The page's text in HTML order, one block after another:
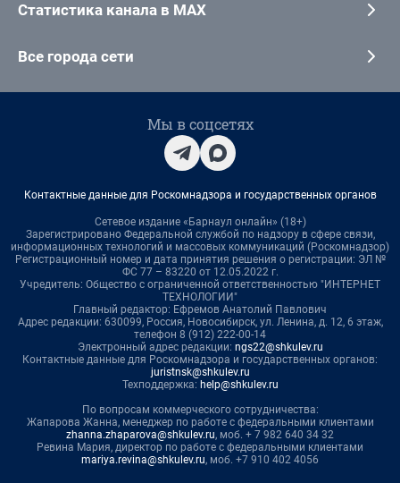
Статистика канала в MAX
Все города сети
Мы в соцсетях
Контактные данные для Роскомнадзора и государственных органов
Сетевое издание «Барнаул онлайн» (18+)
Зарегистрировано Федеральной службой по надзору в сфере связи,
информационных технологий и массовых коммуникаций (Роскомнадзор)
Регистрационный номер и дата принятия решения о регистрации: ЭЛ №
ФС 77 – 83220 от 12.05.2022 г.
Учредитель: Общество с ограниченной ответственностью "ИНТЕРНЕТ
ТЕХНОЛОГИИ"
Главный редактор: Ефремов Анатолий Павлович
Адрес редакции: 630099, Россия, Новосибирск, ул. Ленина, д. 12, 6 этаж,
телефон 8 (912) 222-00-14
Электронный адрес редакции: ngs22@shkulev.ru
Контактные данные для Роскомнадзора и государственных органов:
juristnsk@shkulev.ru
Техподдержка: help@shkulev.ru
По вопросам коммерческого сотрудничества:
Жапарова Жанна, менеджер по работе с федеральными клиентами
zhanna.zhaparova@shkulev.ru, моб. + 7 982 640 34 32
Ревина Мария, директор по работе с федеральными клиентами
mariya.revina@shkulev.ru, моб. +7 910 402 4056